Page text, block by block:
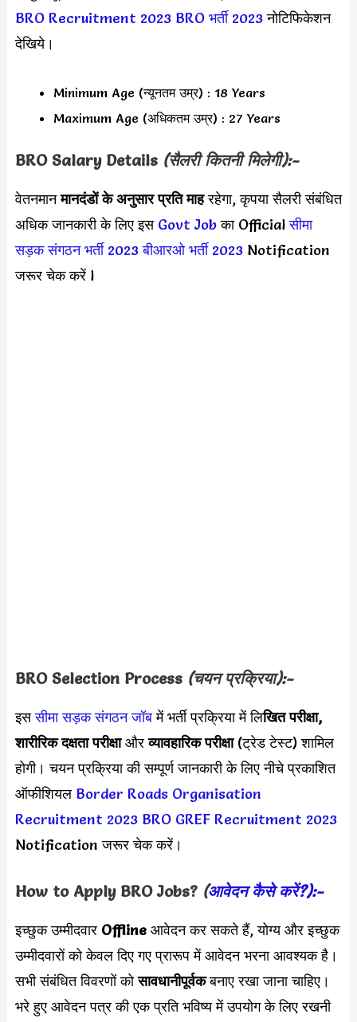
BRO Recruitment 2023 BRO भर्ती 2023नोटिफिकेशन
देखिये।
Minimum Age (न्यूनतम उम्र) : 18 Years
Maximum Age (अधिकतम उम्र) : 27 Years
BRO Salary Details (सैलरी कितनी मिलेगी):-
वेतनमानमानदंडों के अनुसारप्रति माहरहेगा, कृपया सैलरी संबंधित
अधिक जानकारी के लिए इस Govt Jobका Officialसीमा
सड़क संगठन भर्ती 2023 बीआरओ भर्ती 2023Notification
जरूर चेक करें l
BRO Selection Process (चयन प्रक्रिया):-
इससीमा सड़क संगठन जॉबमें भर्ती प्रक्रिया में लिखित परीक्षा,
शारीरिक दक्षता परीक्षाऔरव्यावहारिक परीक्षा (ट्रेड टेस्ट) शामिल
होगी। चयन प्रक्रिया की सम्पूर्ण जानकारी के लिए नीचे प्रकाशित
ऑफीशियल Border Roads Organisation
Recruitment 2023 BRO GREF Recruitment 2023
Notification जरूर चेक करें।
How to Apply BRO Jobs?(आवेदन कैसे करें?):-
इच्छुक उम्मीदवार Offline आवेदन कर सकते हैं, योग्य और इच्छुक
उम्मीदवारों को केवल दिए गए प्रारूप में आवेदन भरना आवश्यक है।
सभी संबंधित विवरणों कोसावधानीपूर्वकबनाए रखा जाना चाहिए।
भरे हुए आवेदन पत्र की एक प्रति भविष्य में उपयोग के लिए रखनी